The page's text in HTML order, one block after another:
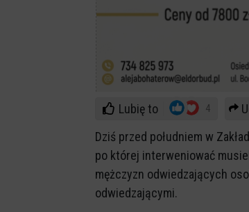
Lubię to 4
Dziś przed południem w
po której interweniować
mężczyzn odwiedzających
odwiedzającymi.